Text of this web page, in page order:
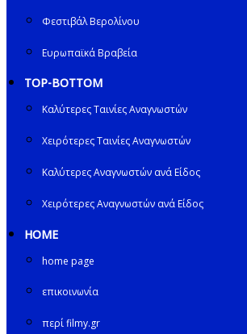
Φεστιβάλ Βερολίνου
Ευρωπαϊκά Βραβεία
TOP-BOTTOM
Καλύτερες Ταινίες Αναγνωστών
Χειρότερες Ταινίες Αναγνωστών
Καλύτερες Αναγνωστών ανά Είδος
Χειρότερες Αναγνωστών ανά Είδος
HOME
home page
επικοινωνία
περί filmy.gr